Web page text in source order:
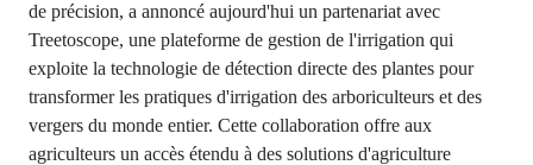
de précision, a annoncé aujourd'hui un partenariat avec
Treetoscope, une plateforme de gestion de l'irrigation qui
exploite la technologie de détection directe des plantes pour
transformer les pratiques d'irrigation des arboriculteurs et des
vergers du monde entier. Cette collaboration offre aux
agriculteurs un accès étendu à des solutions d'agriculture